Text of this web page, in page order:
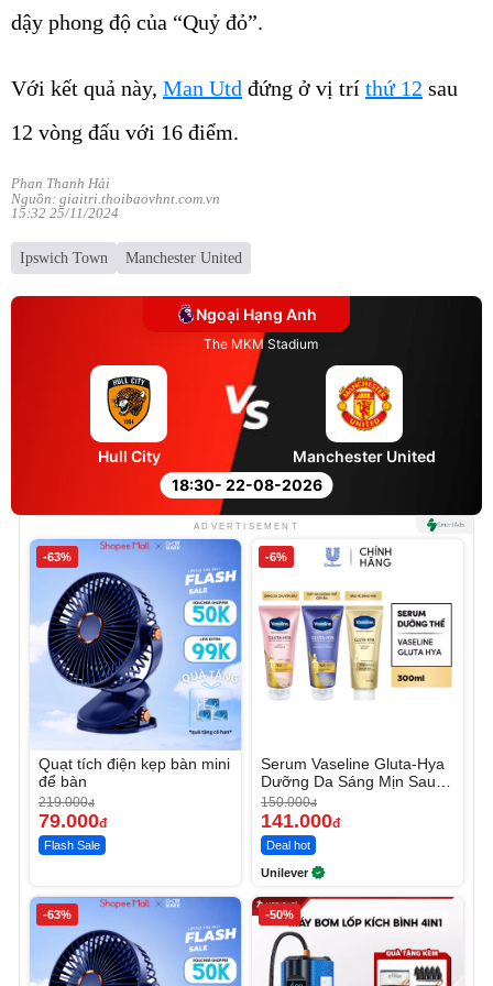
dậy phong độ của “Quỷ đỏ”.
Với kết quả này, Man Utd đứng ở vị trí thứ 12 sau
12 vòng đấu với 16 điểm.
Phan Thanh Hải
Nguồn: giaitri.thoibaovhnt.com.vn
15:32 25/11/2024
Ipswich Town Manchester United
Ngoại Hạng Anh
The MKM Stadium
18:30- 22-08-2026
Hull City Manchester United
ADVERTISEMENT
-63%
Quạt tích điện kẹp bàn mini
để bàn
219.000đ
79.000đ
Flash Sale
-6%
Serum Vaseline Gluta-Hya
Dưỡng Da Sáng Mịn Sau 7
Ngày
150.000đ
141.000đ
Deal hot
Unilever
-63% -50%